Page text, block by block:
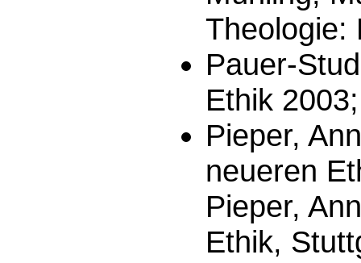
Theologie:
Pauer-
Ethik 2003;
Pieper,
neueren
Pieper,
Ethik,